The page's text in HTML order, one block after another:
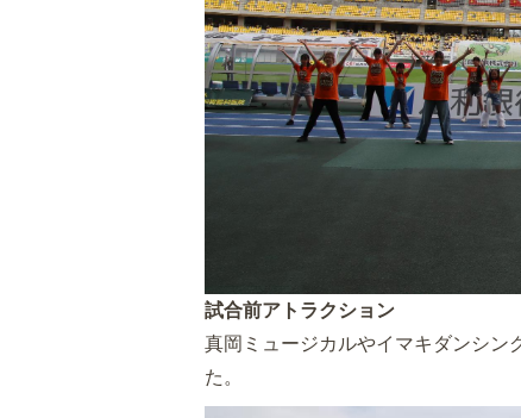
試合前アトラクション
真岡ミュージカルやイマキダンシン
た。